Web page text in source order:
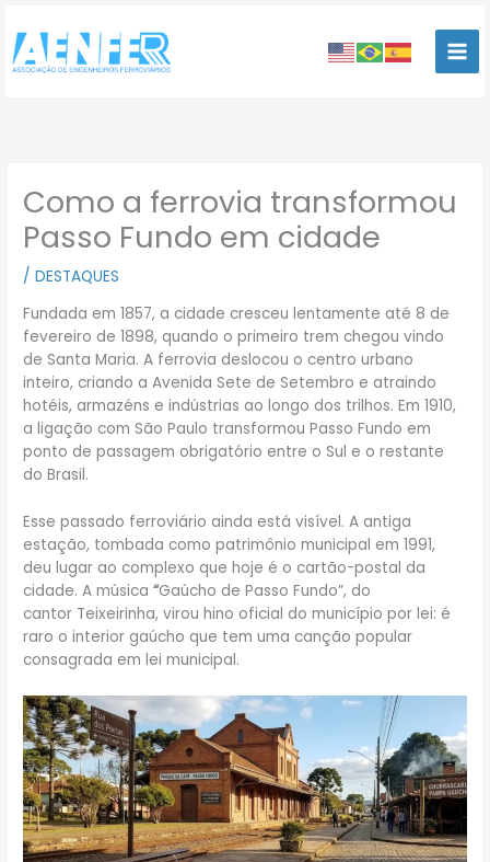
para
conteúdo
Como a ferrovia transformou
Passo Fundo em cidade
/DESTAQUES
Fundada em 1857, a cidade cresceu lentamente até 8 de
fevereiro de 1898, quando o primeiro trem chegou vindo
de Santa Maria. A ferrovia deslocou o centro urbano
inteiro, criando a Avenida Sete de Setembro e atraindo
hotéis, armazéns e indústrias ao longo dos trilhos. Em 1910,
a ligação com São Paulo transformou Passo Fundo em
ponto de passagem obrigatório entre o Sul e o restante
do Brasil.
Esse passado ferroviário ainda está visível. A antiga
estação, tombada como patrimônio municipal em 1991,
deu lugar ao complexo que hoje é o cartão-postal da
cidade. A música“Gaúcho de Passo Fundo”, do
cantor Teixeirinha, virou hino oficial do município por lei: é
raro o interior gaúcho que tem uma canção popular
consagrada em lei municipal.